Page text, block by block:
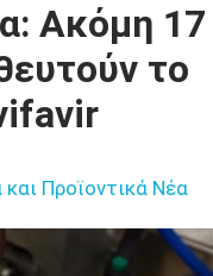
Ακόμη 17
το
και Προϊοντικά Νέα